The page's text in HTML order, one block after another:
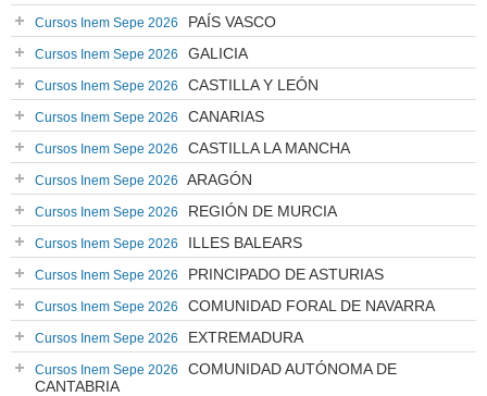
Cursos Inem Sepe 2026 PAÍS VASCO
Cursos Inem Sepe 2026 GALICIA
Cursos Inem Sepe 2026 CASTILLA Y LEÓN
Cursos Inem Sepe 2026 CANARIAS
Cursos Inem Sepe 2026 CASTILLA LA MANCHA
Cursos Inem Sepe 2026 ARAGÓN
Cursos Inem Sepe 2026 REGIÓN DE MURCIA
Cursos Inem Sepe 2026 ILLES BALEARS
Cursos Inem Sepe 2026 PRINCIPADO DE ASTURIAS
Cursos Inem Sepe 2026 COMUNIDAD FORAL DE NAVARRA
Cursos Inem Sepe 2026 EXTREMADURA
Cursos Inem Sepe 2026
COMUNIDAD AUTÓNOMA DE
CANTABRIA